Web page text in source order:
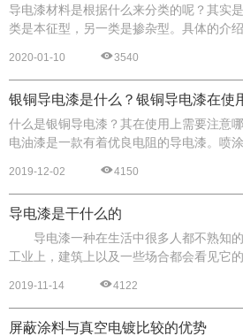
导电漆材料是根据什么来分类的呢？其实
类是本征型，另一类是掺杂型。具体的介
2020-01-10 3540
银铜导电漆是什么？银铜导电漆在使
什么是银铜导电漆？其在使用上需要注
电油漆是一款有着优良电阻的导电漆。喷
导电油漆膜干燥后导电银铜粉形成致密的
蔽电磁辐射、抗电磁波干扰及防静电功能。
2019-12-02 4150
导电漆是干什么的
导电漆一种在生活中很多人都不熟知的
工业上，建筑上以及一些场合都会看见它
说，还是会问导电漆到底是干什么的，下
绍。
2019-11-14 4122
屏蔽涂料与真空电镀比较的优势